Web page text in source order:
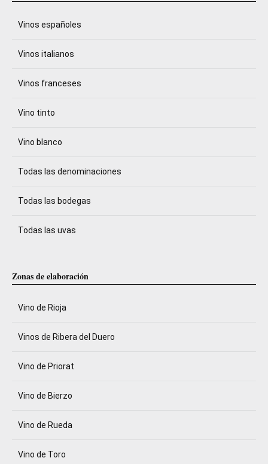
Vinos españoles
Vinos italianos
Vinos franceses
Vino tinto
Vino blanco
Todas las denominaciones
Todas las bodegas
Todas las uvas
Zonas de elaboración
Vino de Rioja
Vinos de Ribera del Duero
Vino de Priorat
Vino de Bierzo
Vino de Rueda
Vino de Toro